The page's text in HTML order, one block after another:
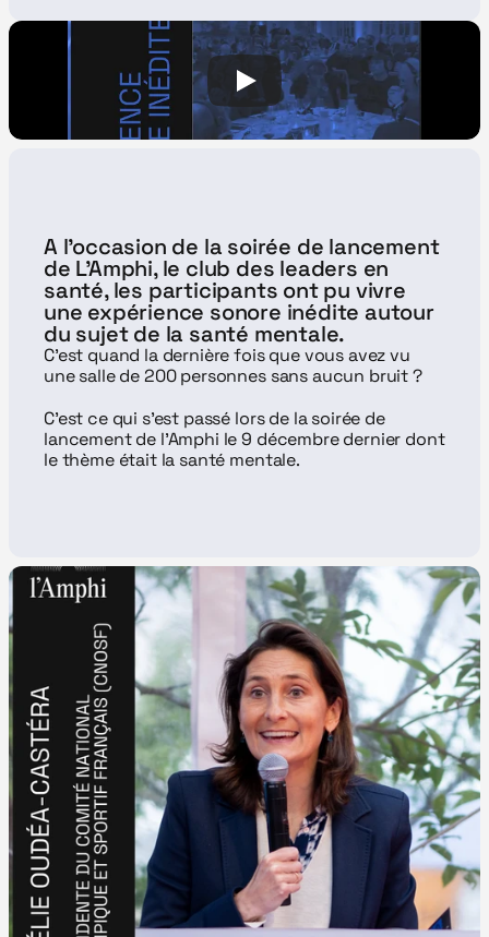
A l'occasion de la soirée de lancement
de L'Amphi, le club des leaders en
santé, les participants ont pu vivre
une expérience sonore inédite autour
du sujet de la santé mentale.
C'est quand la dernière fois que vous avez vu
une salle de 200 personnes sans aucun bruit ?
C'est ce qui s'est passé lors de la soirée de
lancement de l'Amphi le 9 décembre dernier dont
le thème était la santé mentale.